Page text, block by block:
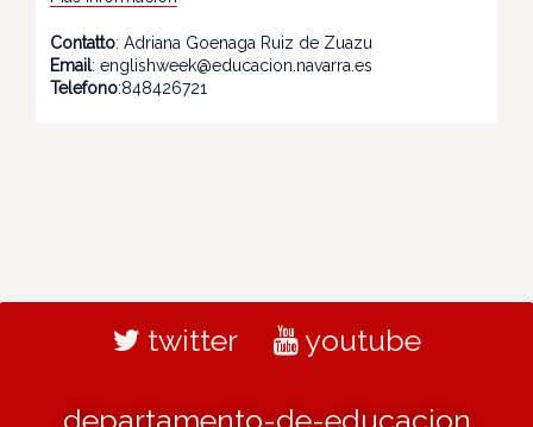
Contatto: Adriana Goenaga Ruiz de Zuazu
Email: englishweek@educacion.navarra.es
Telefono:848426721
twitter youtube
departamento-de-educacion